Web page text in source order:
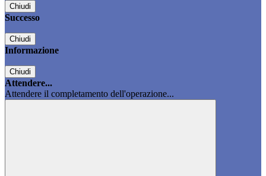
Chiudi
Successo
Chiudi
Informazione
Chiudi
Attendere...
Attendere il completamento dell'operazione...